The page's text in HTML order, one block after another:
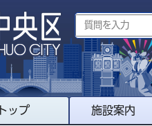
トップ 施設案内